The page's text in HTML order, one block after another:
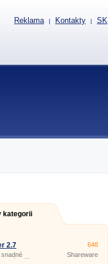
kategorii
2.7
zpráv přímo z
648
Shareware
Reklama | Kontakty | SK